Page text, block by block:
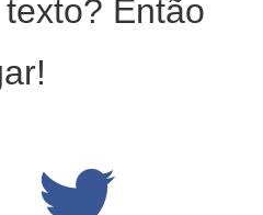
Então